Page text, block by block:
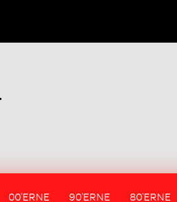
00'ERNE 90'ERNE 80'ERNE